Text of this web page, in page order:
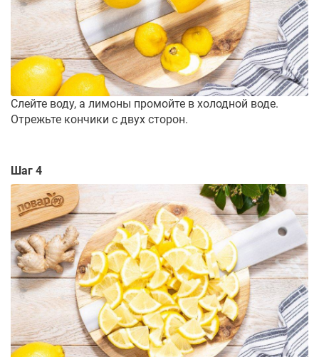
Слейте воду, а лимоны промойте в холодной воде.
Отрежьте кончики с двух сторон.
Шаг 4